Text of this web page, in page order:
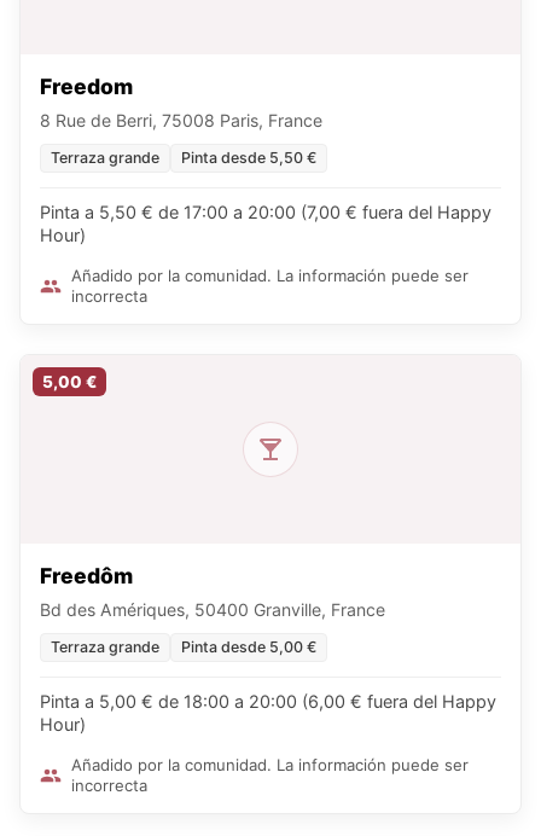
Freedom
8 Rue de Berri, 75008 Paris, France
Terraza grande Pinta desde 5,50 €
Pinta a 5,50 € de 17:00 a 20:00 (7,00 € fuera del Happy
Hour)
Añadido por la comunidad. La información puede ser
incorrecta
5,00 €
Freedôm
Bd des Amériques, 50400 Granville, France
Terraza grande Pinta desde 5,00 €
Pinta a 5,00 € de 18:00 a 20:00 (6,00 € fuera del Happy
Hour)
Añadido por la comunidad. La información puede ser
incorrecta